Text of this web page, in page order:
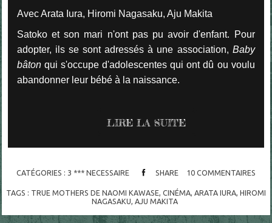
Avec Arata Iura, Hiromi Nagasaku, Aju Makita
Satoko et son mari n'ont pas pu avoir d'enfant. Pour
adopter, ils se sont adressés à une association, Baby
bâtonqui s'occupe d'adolescentes qui ont dû ou voulu
abandonner leur bébé à la naissance.
LIRE LA SUITE
CATÉGORIES : 3 *** NECESSAIRE SHARE 10 COMMENTAIRES
TAGS : TRUE MOTHERS DE NAOMI KAWASE CINÉMA, ARATA IURA, HIROMI
NAGASAKU AJU MAKITA